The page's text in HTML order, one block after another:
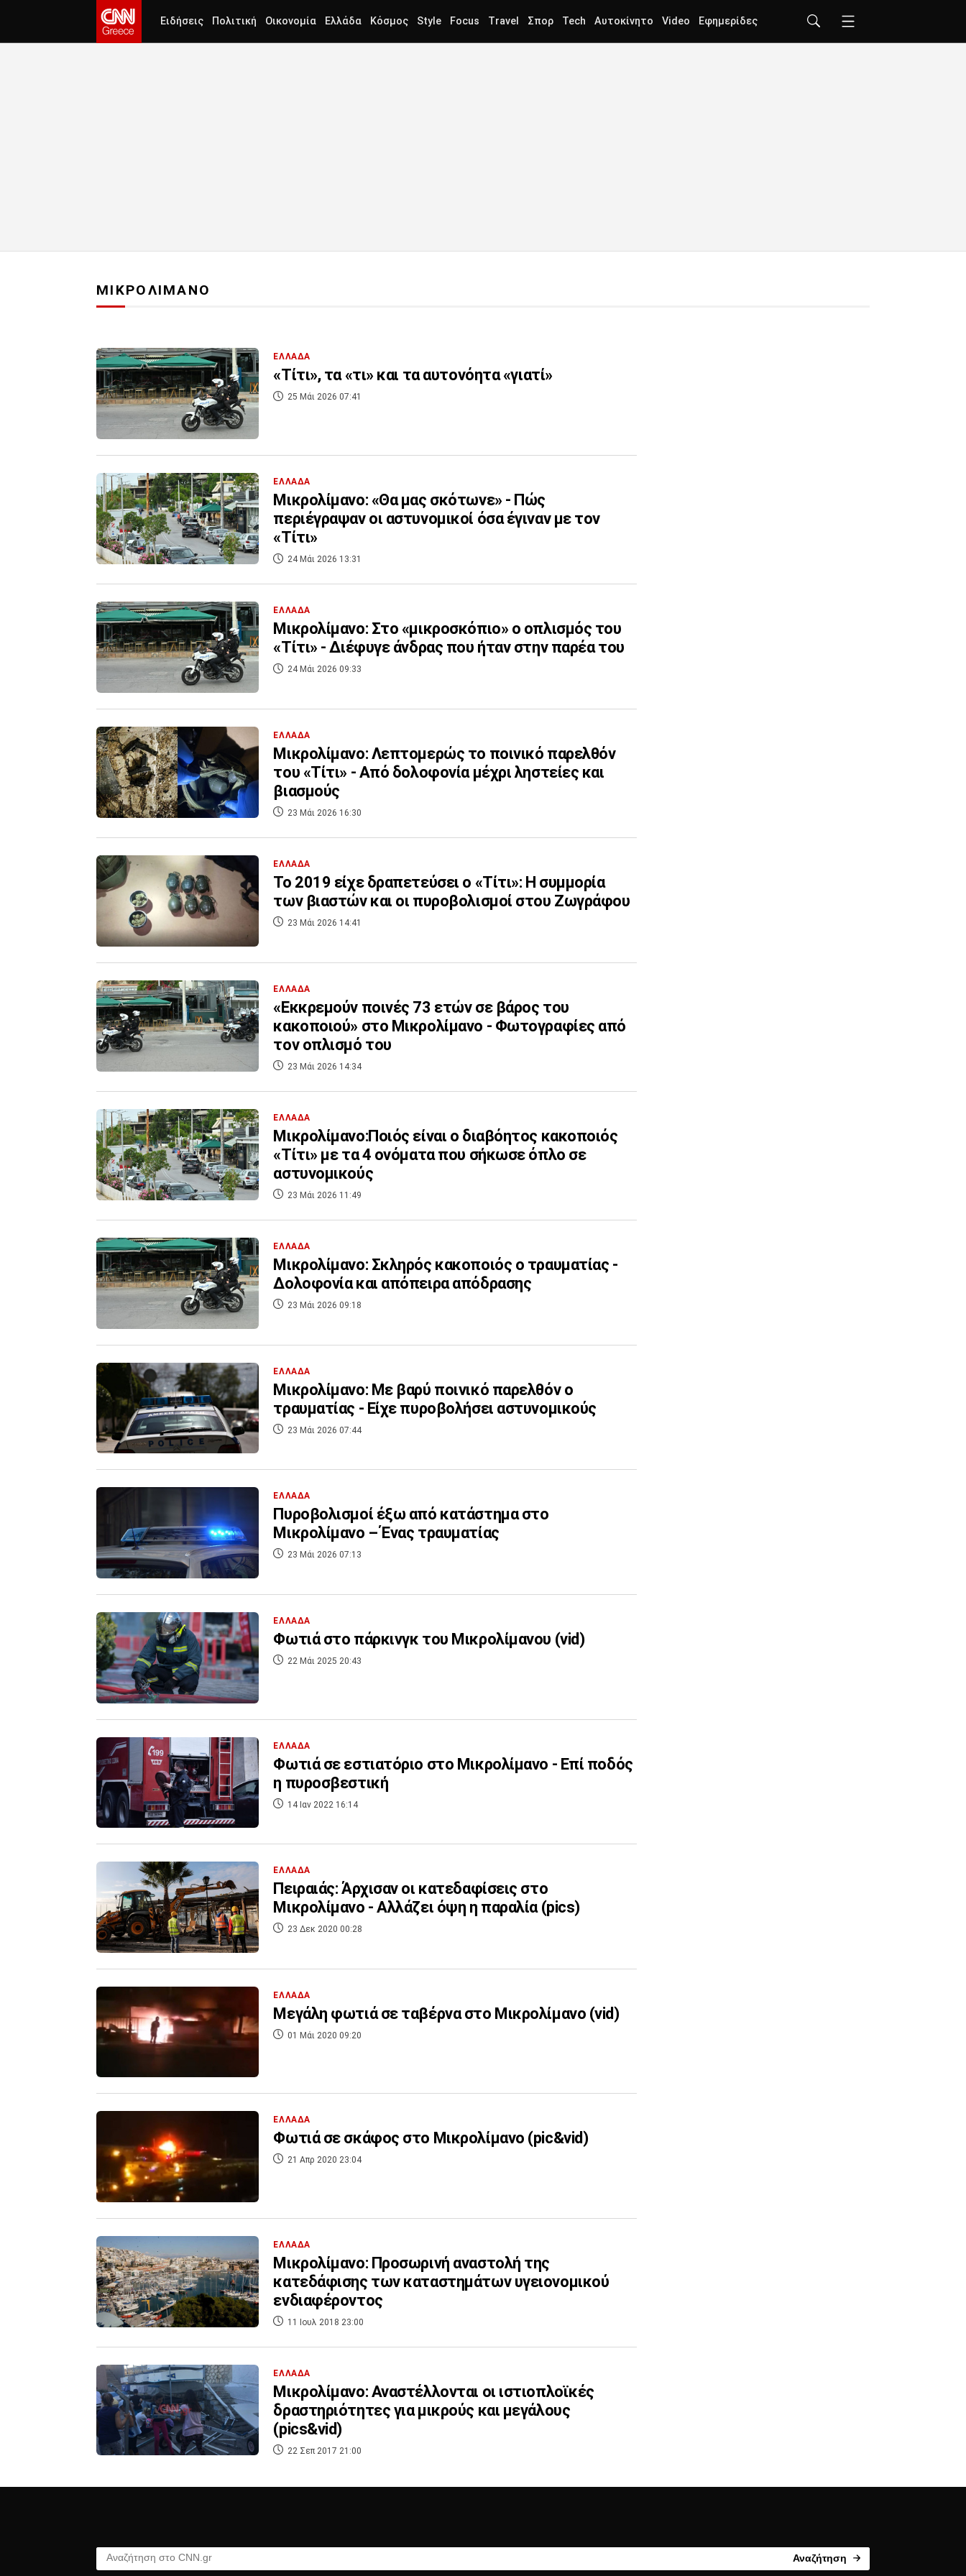
Ειδήσεις Πολιτική Οικονομία Ελλάδα Κόσμος Style Focus Travel Σπορ Tech Αυτοκίνητο Video Εφημερίδες
ΜΙΚΡΟΛΙΜΑΝΟ
ΕΛΛΑΔΑ
«Τίτι», τα «τι» και τα αυτονόητα «γιατί»
25 Μάι 2026 07:41
ΕΛΛΑΔΑ
Μικρολίμανο: «Θα μας σκότωνε» - Πώς
περιέγραψαν οι αστυνομικοί όσα έγιναν με τον
«Τίτι»
24 Μάι 2026 13:31
ΕΛΛΑΔΑ
Μικρολίμανο: Στο «μικροσκόπιο» ο οπλισμός του
«Τίτι» - Διέφυγε άνδρας που ήταν στην παρέα του
24 Μάι 2026 09:33
ΕΛΛΑΔΑ
Μικρολίμανο: Λεπτομερώς το ποινικό παρελθόν
του «Τίτι» - Από δολοφονία μέχρι ληστείες και
βιασμούς
23 Μάι 2026 16:30
ΕΛΛΑΔΑ
Το 2019 είχε δραπετεύσει ο «Τίτι»: Η συμμορία
των βιαστών και οι πυροβολισμοί στου Ζωγράφου
23 Μάι 2026 14:41
ΕΛΛΑΔΑ
«Εκκρεμούν ποινές 73 ετών σε βάρος του
κακοποιού» στο Μικρολίμανο - Φωτογραφίες από
τον οπλισμό του
23 Μάι 2026 14:34
ΕΛΛΑΔΑ
Μικρολίμανο:Ποιός είναι ο διαβόητος κακοποιός
«Τίτι» με τα 4 ονόματα που σήκωσε όπλο σε
αστυνομικούς
23 Μάι 2026 11:49
ΕΛΛΑΔΑ
Μικρολίμανο: Σκληρός κακοποιός ο τραυματίας -
Δολοφονία και απόπειρα απόδρασης
23 Μάι 2026 09:18
ΕΛΛΑΔΑ
Μικρολίμανο: Με βαρύ ποινικό παρελθόν ο
τραυματίας - Είχε πυροβολήσει αστυνομικούς
23 Μάι 2026 07:44
ΕΛΛΑΔΑ
Πυροβολισμοί έξω από κατάστημα στο
Μικρολίμανο – Ένας τραυματίας
23 Μάι 2026 07:13
ΕΛΛΑΔΑ
Φωτιά στο πάρκινγκ του Μικρολίμανου (vid)
22 Μάι 2025 20:43
ΕΛΛΑΔΑ
Φωτιά σε εστιατόριο στο Μικρολίμανο - Επί ποδός
η πυροσβεστική
14 Ιαν 2022 16:14
ΕΛΛΑΔΑ
Πειραιάς: Άρχισαν οι κατεδαφίσεις στο
Μικρολίμανο - Αλλάζει όψη η παραλία (pics)
23 Δεκ 2020 00:28
ΕΛΛΑΔΑ
Μεγάλη φωτιά σε ταβέρνα στο Μικρολίμανο (vid)
01 Μάι 2020 09:20
ΕΛΛΑΔΑ
Φωτιά σε σκάφος στο Μικρολίμανο (pic&vid)
21 Απρ 2020 23:04
ΕΛΛΑΔΑ
Μικρολίμανο: Προσωρινή αναστολή της
κατεδάφισης των καταστημάτων υγειονομικού
ενδιαφέροντος
11 Ιουλ 2018 23:00
ΕΛΛΑΔΑ
Μικρολίμανο: Αναστέλλονται οι ιστιοπλοϊκές
δραστηριότητες για μικρούς και μεγάλους
(pics&vid)
22 Σεπ 2017 21:00
Αναζήτηση στο CNN.gr Αναζήτηση